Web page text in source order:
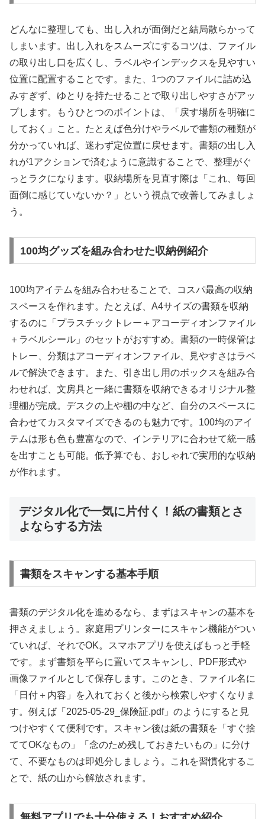
どんなに整理しても、出し入れが面倒だと結局散らかって
しまいます。出し入れをスムーズにするコツは、ファイル
の取り出し口を広くし、ラベルやインデックスを見やすい
位置に配置することです。また、1つのファイルに詰め込
みすぎず、ゆとりを持たせることで取り出しやすさがアッ
プします。もうひとつのポイントは、「戻す場所を明確に
しておく」こと。たとえば色分けやラベルで書類の種類が
分かっていれば、迷わず定位置に戻せます。書類の出し入
れが1アクションで済むように意識することで、整理がぐ
っとラクになります。収納場所を見直す際は「これ、毎回
面倒に感じていないか？」という視点で改善してみましょ
う。
100均グッズを組み合わせた収納例紹介
100均アイテムを組み合わせることで、コスパ最高の収納
スペースを作れます。たとえば、A4サイズの書類を収納
するのに「プラスチックトレー＋アコーディオンファイル
＋ラベルシール」のセットがおすすめ。書類の一時保管は
トレー、分類はアコーディオンファイル、見やすさはラベ
ルで解決できます。また、引き出し用のボックスを組み合
わせれば、文房具と一緒に書類を収納できるオリジナル整
理棚が完成。デスクの上や棚の中など、自分のスペースに
合わせてカスタマイズできるのも魅力です。100均のアイ
テムは形も色も豊富なので、インテリアに合わせて統一感
を出すことも可能。低予算でも、おしゃれで実用的な収納
が作れます。
デジタル化で一気に片付く！紙の書類とさ
よならする方法
書類をスキャンする基本手順
書類のデジタル化を進めるなら、まずはスキャンの基本を
押さえましょう。家庭用プリンターにスキャン機能がつい
ていれば、それでOK。スマホアプリを使えばもっと手軽
です。まず書類を平らに置いてスキャンし、PDF形式や
画像ファイルとして保存します。このとき、ファイル名に
「日付＋内容」を入れておくと後から検索しやすくなりま
す。例えば「2025-05-29_保険証.pdf」のようにすると見
つけやすくて便利です。スキャン後は紙の書類を「すぐ捨
ててOKなもの」「念のため残しておきたいもの」に分け
て、不要なものは即処分しましょう。これを習慣化するこ
とで、紙の山から解放されます。